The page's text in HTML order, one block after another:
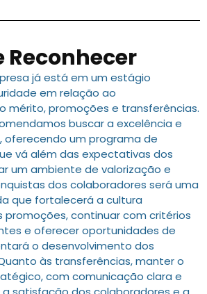
Reconhecer
já está em um estágio
em relação ao
mérito, promoções e transferências.
buscar a excelência e
oferecendo um programa de
vá além das expectativas dos
um ambiente de valorização e
dos colaboradores será uma
que fortalecerá a cultura
promoções, continuar com critérios
e oferecer oportunidades de
o desenvolvimento dos
às transferências, manter o
com comunicação clara e